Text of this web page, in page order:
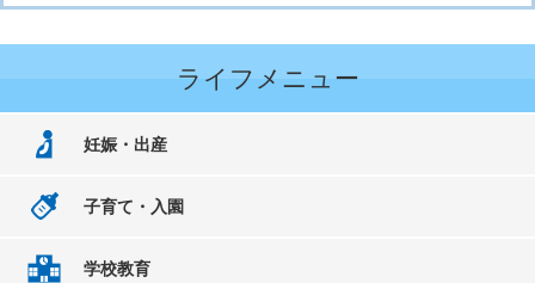
ライフメニュー
妊娠・出産
子育て・入園
学校教育